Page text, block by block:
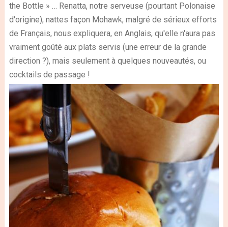
the Bottle » … Renatta, notre serveuse (pourtant Polonaise
d'origine), nattes façon Mohawk, malgré de sérieux efforts
de Français, nous expliquera, en Anglais, qu'elle n'aura pas
vraiment goûté aux plats servis (une erreur de la grande
direction ?), mais seulement à quelques nouveautés, ou
cocktails de passage !